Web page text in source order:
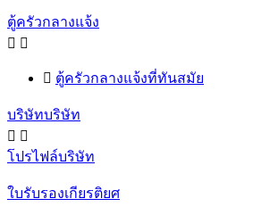
ตู้ครัวกลางแจ้ง
 
 ตู้ครัวกลางแจ้งที่ทันสมัย
บริษัทบริษัท
 
โปรไฟล์บริษัท
ใบรับรองเกียรติยศ